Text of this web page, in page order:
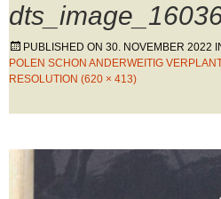
PUBLISHED ON 30. NOVEMBER 2022
POLEN SCHON ANDERWEITIG
RESOLUTION (620 × 413)